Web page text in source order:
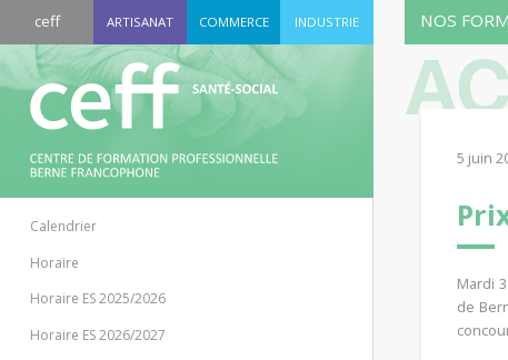
NOS
5 juin
Mardi
de
ceff ARTISANAT COMMERCE INDUSTRIE
Calendrier
Horaire
Horaire ES 2025/2026
Horaire ES 2026/2027